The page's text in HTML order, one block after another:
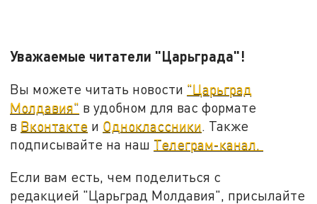
Уважаемые читатели "Царьграда"!
Вы можете читать новости "Царьград
Молдавия" в удобном для вас формате
в Вконтакте и Одноклассники. Также
подписывайте на наш Телеграм-канал.
Если вам есть, чем поделиться с
редакцией "Царьград Молдавия", присылайте